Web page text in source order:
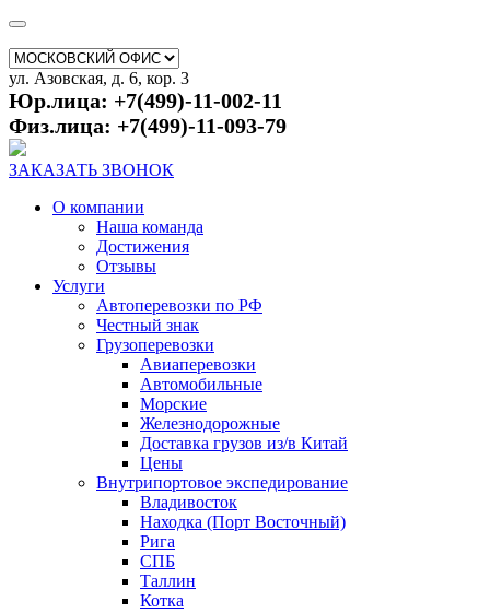
ул. Азовская, д. 6, кор. 3
Юр.лица: +7(499)-11-002-11
Физ.лица: +7(499)-11-093-79
ЗАКАЗАТЬ ЗВОНОК
О компании
Наша команда
Достижения
Отзывы
Услуги
Автоперевозки по РФ
Честный знак
Грузоперевозки
Авиаперевозки
Автомобильные
Морские
Железнодорожные
Доставка грузов из/в Китай
Цены
Внутрипортовое экспедирование
Владивосток
Находка (Порт Восточный)
Рига
СПБ
Таллин
Котка